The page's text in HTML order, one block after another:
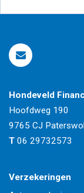
Hondeveld
Hoofdweg 190
9765 CJ
T 06 29732573
Verzekeringen